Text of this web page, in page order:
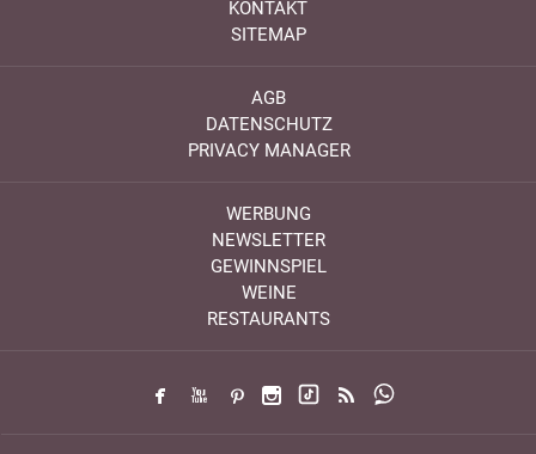
KONTAKT
SITEMAP
AGB
DATENSCHUTZ
PRIVACY MANAGER
WERBUNG
NEWSLETTER
GEWINNSPIEL
WEINE
RESTAURANTS